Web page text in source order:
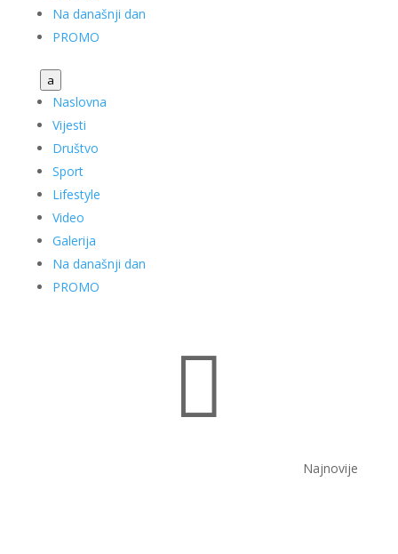
Na današnji dan
PROMO
a
Naslovna
Vijesti
Društvo
Sport
Lifestyle
Video
Galerija
Na današnji dan
PROMO

Najnovije